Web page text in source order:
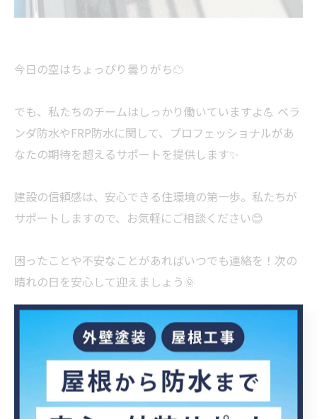
今日の空はちょっぴり曇りがち☁️
でも、私たちのチームはしっかり働いていますよ💪 ベラ
ンダ防水やFRP防水に関して、プロフェッショナルがあ
なたの期待を超えるサポートを提供します✨
建設の信頼感は、安心できる住環境の第一歩。私たちが
サポートしますので、お気軽にご相談ください😊
困ったことや不安なことがあればいつでも連絡を！次の
晴れの日を安心して迎えましょう🌞
#ベランダ
#住まいの安心
#安心施工